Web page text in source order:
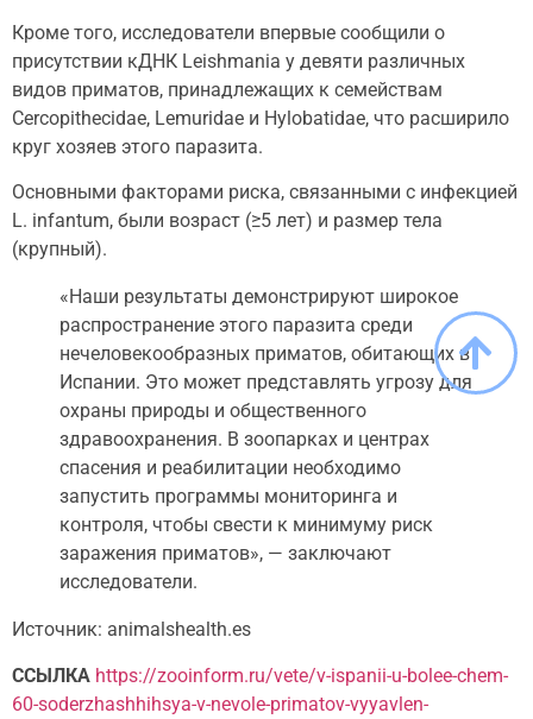
Кроме того, исследователи впервые сообщили о
присутствии кДНК Leishmania у девяти различных
видов приматов, принадлежащих к семействам
Cercopithecidae, Lemuridae и Hylobatidae, что расширило
круг хозяев этого паразита.
Основными факторами риска, связанными с инфекцией
L. infantum, были возраст (≥5 лет) и размер тела
(крупный).
«Наши результаты демонстрируют широкое
распространение этого паразита среди
нечеловекообразных приматов, обитающих в
Испании. Это может представлять угрозу для
охраны природы и общественного
здравоохранения. В зоопарках и центрах
спасения и реабилитации необходимо
запустить программы мониторинга и
контроля, чтобы свести к минимуму риск
заражения приматов», — заключают
исследователи.
Источник: animalshealth.es
ССЫЛКА https://zooinform.ru/vete/v-ispanii-u-bolee-chem-
60-soderzhashhihsya-v-nevole-primatov-vyyavlen-